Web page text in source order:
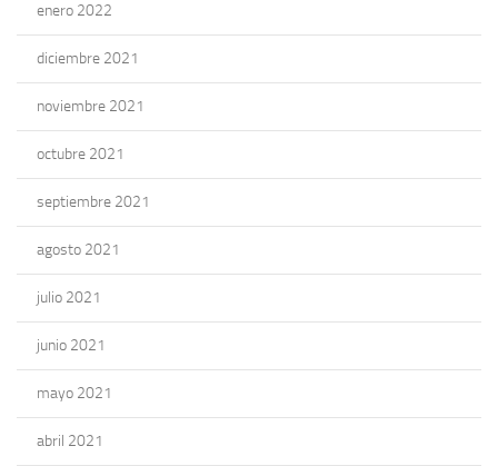
enero 2022
diciembre 2021
noviembre 2021
octubre 2021
septiembre 2021
agosto 2021
julio 2021
junio 2021
mayo 2021
abril 2021